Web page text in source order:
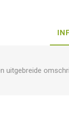
uitgebreide